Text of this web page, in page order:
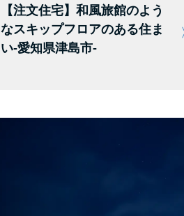
【注文住宅】和風旅館のよう
なスキップフロアのある住ま
い-愛知県津島市-